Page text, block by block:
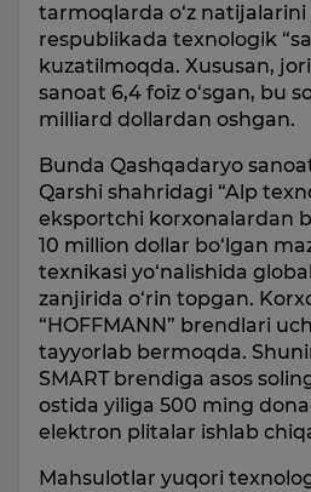
tarmoqlarda o‘z
respublikada texnologik
kuzatilmoqda. Xususan,
sanoat 6,4 foiz o‘sgan, bu
milliard dollardan oshgan.
Bunda Qashqadaryo
Qarshi shahridagi “Alp
eksportchi korxonalardan
10 million dollar bo‘lgan
texnikasi yo‘nalishida
zanjirida o‘rin topgan.
“HOFFMANN” brendlari
tayyorlab bermoqda.
SMART brendiga asos
ostida yiliga 500 ming
elektron plitalar ishlab
Mahsulotlar yuqori